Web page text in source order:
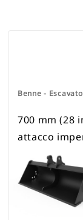
Benne -
700 mm (28
attacco